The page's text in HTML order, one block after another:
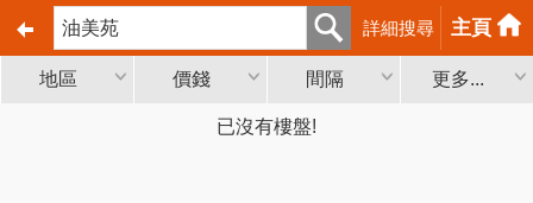
詳細搜尋 主頁
地區 價錢 間隔 更多...
已沒有樓盤!